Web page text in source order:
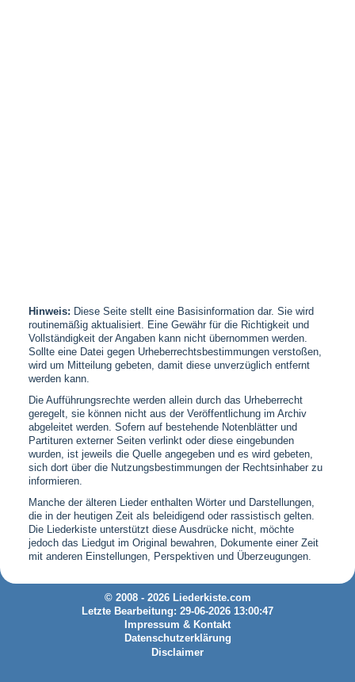
Hinweis: Diese Seite stellt eine Basisinformation dar. Sie wird
routinemäßig aktualisiert. Eine Gewähr für die Richtigkeit und
Vollständigkeit der Angaben kann nicht übernommen werden.
Sollte eine Datei gegen Urheberrechtsbestimmungen verstoßen,
wird um Mitteilung gebeten, damit diese unverzüglich entfernt
werden kann.
Die Aufführungsrechte werden allein durch das Urheberrecht
geregelt, sie können nicht aus der Veröffentlichung im Archiv
abgeleitet werden. Sofern auf bestehende Notenblätter und
Partituren externer Seiten verlinkt oder diese eingebunden
wurden, ist jeweils die Quelle angegeben und es wird gebeten,
sich dort über die Nutzungsbestimmungen der Rechtsinhaber zu
informieren.
Manche der älteren Lieder enthalten Wörter und Darstellungen,
die in der heutigen Zeit als beleidigend oder rassistisch gelten.
Die Liederkiste unterstützt diese Ausdrücke nicht, möchte
jedoch das Liedgut im Original bewahren, Dokumente einer Zeit
mit anderen Einstellungen, Perspektiven und Überzeugungen.
© 2008 - 2026 Liederkiste.com
Letzte Bearbeitung: 29-06-2026 13:00:47
Impressum & Kontakt
Datenschutzerklärung
Disclaimer